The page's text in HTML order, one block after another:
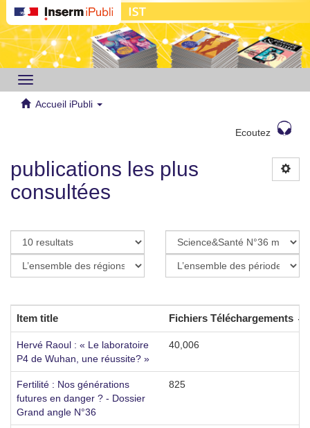
Toggle
navigation
Accueil iPubli
Ecoutez
publications les plus
consultées
Item title Fichiers Téléchargements
Hervé Raoul : « Le laboratoire
P4 de Wuhan, une réussite? »
40,006
Fertilité : Nos générations
futures en danger ? - Dossier
Grand angle N°36
825